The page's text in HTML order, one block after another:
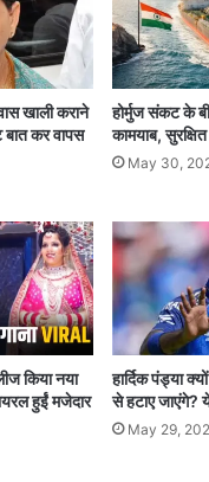
वाले ओलंपिक खेलों
मेहनत करुंगी
देखिए कैसा होता
कोशिश करुंगी. मनु
ब्रॉन्ज मेडल और 10
में भी ब्रॉन्ज मेडल
खाली कराने
बात कर वापस
होर्मुज संकट के
कामयाब,
May 30,
किया नया
हुईं मजेदार
हार्दिक पंड्या
से हटाए जाएंगे?
May 29,